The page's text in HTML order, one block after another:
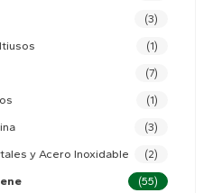
(3)
(1)
(7)
(1)
(3)
y Acero Inoxidable (2)
(55)